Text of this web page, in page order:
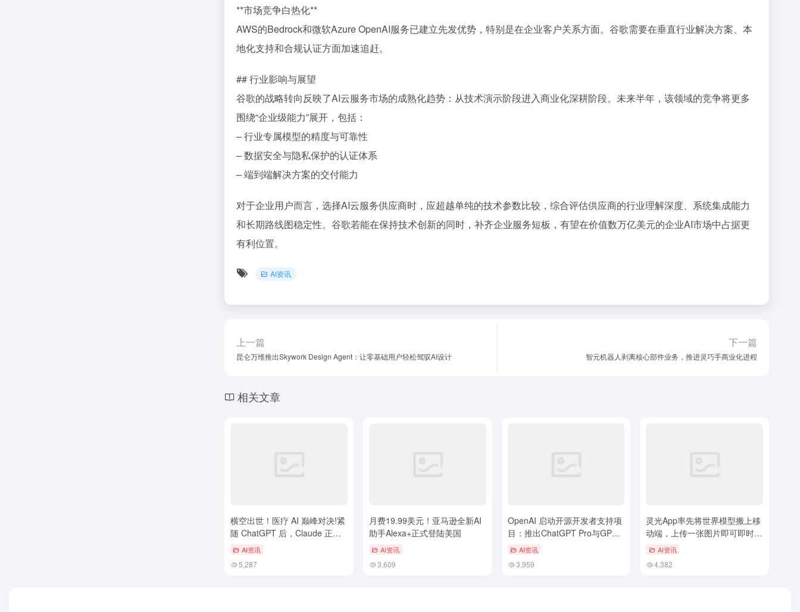
**市场竞争白热化**
AWS的Bedrock和微软Azure OpenAI服务已建立先发优势，特别是在企业客户关系方面。谷歌需要在垂直行业解决方案、本
地化支持和合规认证方面加速追赶。
## 行业影响与展望
谷歌的战略转向反映了AI云服务市场的成熟化趋势：从技术演示阶段进入商业化深耕阶段。未来半年，该领域的竞争将更多
围绕“企业级能力”展开，包括：
– 行业专属模型的精度与可靠性
– 数据安全与隐私保护的认证体系
– 端到端解决方案的交付能力
对于企业用户而言，选择AI云服务供应商时，应超越单纯的技术参数比较，综合评估供应商的行业理解深度、系统集成能力
和长期路线图稳定性。谷歌若能在保持技术创新的同时，补齐企业服务短板，有望在价值数万亿美元的企业AI市场中占据更
有利位置。
AI资讯
上一篇
昆仑万维推出Skywork Design Agent：让零基础用户轻松驾驭AI设计
下一篇
智元机器人剥离核心部件业务，推进灵巧手商业化进程
相关文章
横空出世！医疗 AI 巅峰对决!紧
随 ChatGPT 后，Claude 正式
开放健康记录集…
AI资讯
5,287
月费19.99美元！亚马逊全新AI
助手Alexa+正式登陆美国
AI资讯
3,609
OpenAI 启动开源开发者支持项
目：推出ChatGPT Pro与GPT-
5.4驱动的Codex Security权限
AI资讯
3,959
灵光App率先将世界模型搬上移
动端，上传一张图片即可即时生
成3D世界
AI资讯
4,382